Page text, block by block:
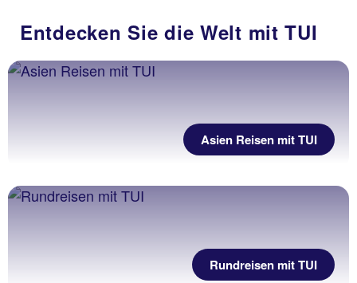
Entdecken Sie die Welt mit TUI
Asien Reisen mit TUI
Rundreisen mit TUI